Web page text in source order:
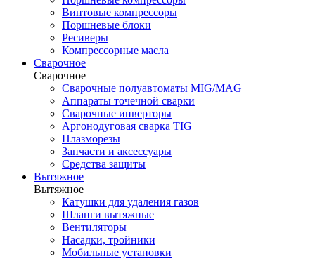
Винтовые компрессоры
Поршневые блоки
Ресиверы
Компрессорные масла
Сварочное
Сварочное
Сварочные полуавтоматы MIG/MAG
Аппараты точечной сварки
Сварочные инверторы
Аргонодуговая сварка TIG
Плазморезы
Запчасти и аксессуары
Средства защиты
Вытяжное
Вытяжное
Катушки для удаления газов
Шланги вытяжные
Вентиляторы
Насадки, тройники
Мобильные установки